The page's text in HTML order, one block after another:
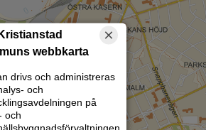
webbkarta
drivs och administreras
och
på
och